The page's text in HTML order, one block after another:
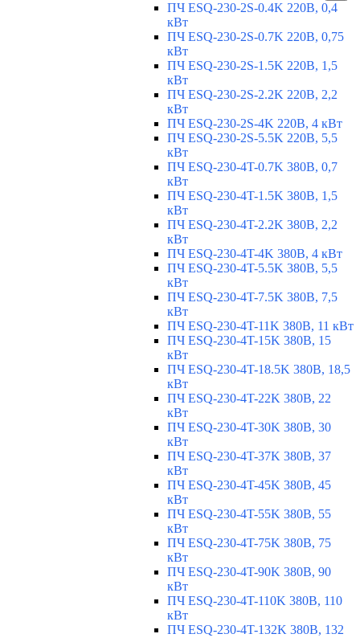
ПЧ ESQ-230-2S-0.4K 220В, 0,4
кВт
ПЧ ESQ-230-2S-0.7K 220В, 0,75
кВт
ПЧ ESQ-230-2S-1.5K 220В, 1,5
кВт
ПЧ ESQ-230-2S-2.2K 220В, 2,2
кВт
ПЧ ESQ-230-2S-4K 220В, 4 кВт
ПЧ ESQ-230-2S-5.5K 220В, 5,5
кВт
ПЧ ESQ-230-4T-0.7K 380В, 0,7
кВт
ПЧ ESQ-230-4T-1.5K 380В, 1,5
кВт
ПЧ ESQ-230-4T-2.2K 380В, 2,2
кВт
ПЧ ESQ-230-4T-4K 380В, 4 кВт
ПЧ ESQ-230-4T-5.5K 380В, 5,5
кВт
ПЧ ESQ-230-4T-7.5K 380В, 7,5
кВт
ПЧ ESQ-230-4T-11K 380В, 11 кВт
ПЧ ESQ-230-4T-15K 380В, 15
кВт
ПЧ ESQ-230-4T-18.5K 380В, 18,5
кВт
ПЧ ESQ-230-4T-22K 380В, 22
кВт
ПЧ ESQ-230-4T-30K 380В, 30
кВт
ПЧ ESQ-230-4T-37K 380В, 37
кВт
ПЧ ESQ-230-4T-45K 380В, 45
кВт
ПЧ ESQ-230-4T-55K 380В, 55
кВт
ПЧ ESQ-230-4T-75K 380В, 75
кВт
ПЧ ESQ-230-4T-90K 380В, 90
кВт
ПЧ ESQ-230-4T-110K 380В, 110
кВт
ПЧ ESQ-230-4T-132K 380В, 132